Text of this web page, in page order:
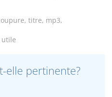
titre, mp3,
utile
elle pertinente?